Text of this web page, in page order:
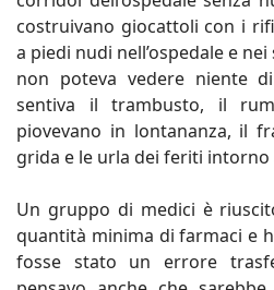
costruivano giocattoli con i
a piedi nudi nell’ospedale e
non poteva vedere niente
sentiva il trambusto, il
piovevano in lontananza, il
grida e le urla dei feriti intorno
Un gruppo di medici è
quantità minima di farmaci e
fosse stato un errore